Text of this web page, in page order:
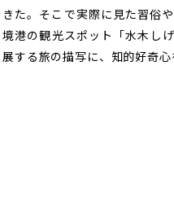
きた。そこで実際に見た習俗
境港の観光スポット「水木し
展する旅の描写に、知的好奇